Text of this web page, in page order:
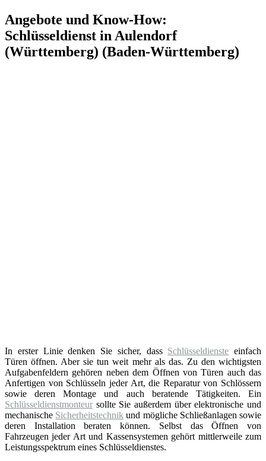
Angebote und Know-How:
Schlüsseldienst in Aulendorf
(Württemberg) (Baden-Württemberg)
In erster Linie denken Sie sicher, dass Schlüsseldienste einfach
Türen öffnen. Aber sie tun weit mehr als das. Zu den wichtigsten
Aufgabenfeldern gehören neben dem Öffnen von Türen auch das
Anfertigen von Schlüsseln jeder Art, die Reparatur von Schlössern
sowie deren Montage und auch beratende Tätigkeiten. Ein
Schlüsseldienstmonteur sollte Sie außerdem über elektronische und
mechanische Sicherheitstechnik und mögliche Schließanlagen sowie
deren Installation beraten können. Selbst das Öffnen von
Fahrzeugen jeder Art und Kassensystemen gehört mittlerweile zum
Leistungsspektrum eines Schlüsseldienstes.